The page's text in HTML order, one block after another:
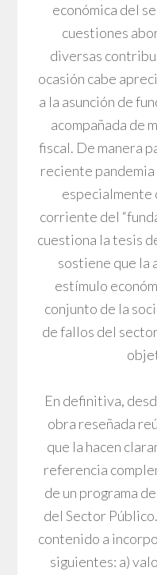
económica del
cuestiones
diversas
ocasión cabe
a la asunción de
acompañada de
fiscal. De manera
reciente
especialmente
corriente del
cuestiona la tesis
sostiene que la
estímulo
conjunto de la
de fallos del
En definitiva,
obra reseñada
que la hacen
referencia
de un programa
del Sector
contenido a
siguientes: a)